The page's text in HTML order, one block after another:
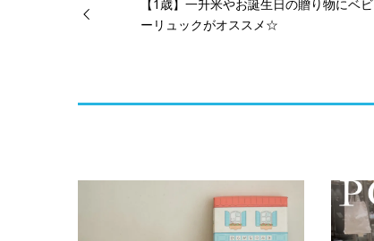
【1歳】一升米やお誕生日の贈り物にベビ
ーリュックがオススメ☆